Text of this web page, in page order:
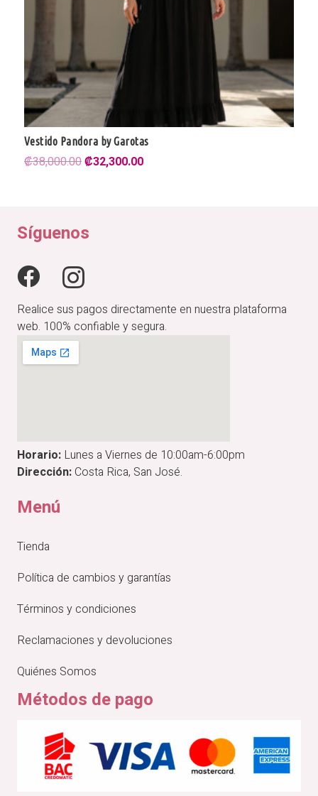
Vestido Pandora by Garotas
₡38,000.00El
₡38,000.00.
₡32,300.00El
Síguenos
Realice sus pagos directamente en nuestra plataforma
web. 100% confiable y segura.
Horario: Lunes a Viernes de 10:00am-6:00pm
Dirección:Costa Rica, San José.
Menú
Tienda
Política de cambios y garantías
Términos y condiciones
Reclamaciones y devoluciones
Quiénes Somos
Métodos de pago